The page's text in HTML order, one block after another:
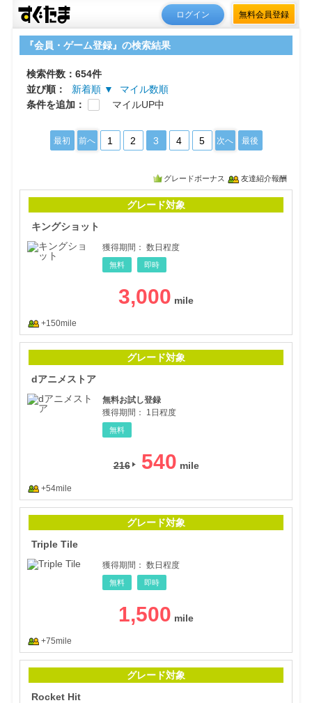
ログイン 無料会員登録
『会員・ゲーム登録』の検索結果
検索件数：654件
並び順：
新着順 ▼
マイル数順
条件を追加：
マイルUP中
最初 前へ 1 2 3 4 5 次へ 最後
グレードボーナス 友達紹介報酬
グレード対象
キングショット
獲得期間： 数日程度
無料 即時
3,000
+150mile
グレード対象
dアニメストア
無料お試し登録
獲得期間：
1日程度
無料
216 540
+54mile
グレード対象
Triple Tile
獲得期間： 数日程度
無料 即時
1,500
+75mile
グレード対象
Rocket Hit